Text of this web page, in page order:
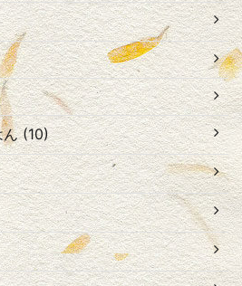
ん (10)